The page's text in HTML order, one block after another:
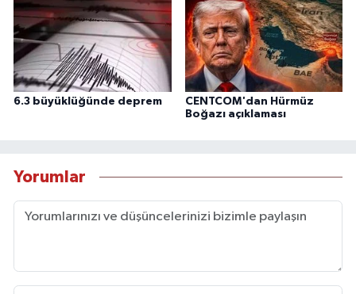
6.3 büyüklüğünde deprem
CENTCOM'dan Hürmüz
Boğazı açıklaması
Yorumlar